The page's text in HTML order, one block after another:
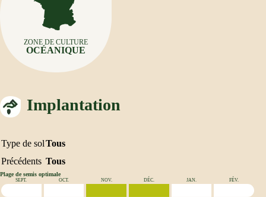
ZONE DE CULTURE
OCÉANIQUE
Implantation
Type de solTous
Précédents Tous
Plage de semis optimale
SEPT. OCT. NOV. DÉC. JAN. FÉV.